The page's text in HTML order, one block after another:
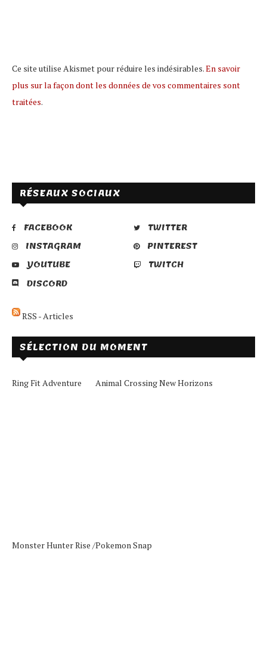
Ce site utilise Akismet pour réduire les indésirables.En savoir
plus sur la façon dont les données de vos commentaires sont
traitées.
RÉSEAUX SOCIAUX
FACEBOOK
TWITTER
INSTAGRAM
PINTEREST
YOUTUBE
TWITCH
DISCORD
RSS - Articles
SÉLECTION DU MOMENT
Ring Fit Adventure Animal Crossing New Horizons
Monster Hunter Rise /Pokemon Snap